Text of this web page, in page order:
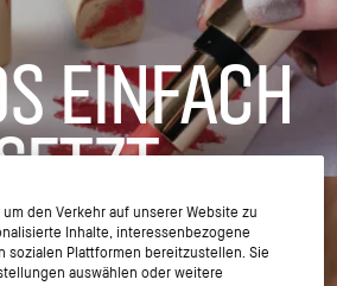
einfach
den Verkehr auf unserer Website zu
Inhalte, interessenbezogene
sozialen Plattformen bereitzustellen. Sie
auswählen oder weitere